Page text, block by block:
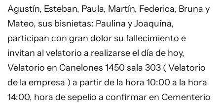
Agustín, Esteban, Paula, Martín, Federica, Bruna y
Mateo, sus bisnietas: Paulina y Joaquína,
participan con gran dolor su fallecimiento e
invitan al velatorio a realizarse el día de hoy,
Velatorio en Canelones 1450 sala 303 ( Velatorio
de la empresa ) a partir de la hora 10:00 a la hora
14:00, hora de sepelio a confirmar en Cementerio